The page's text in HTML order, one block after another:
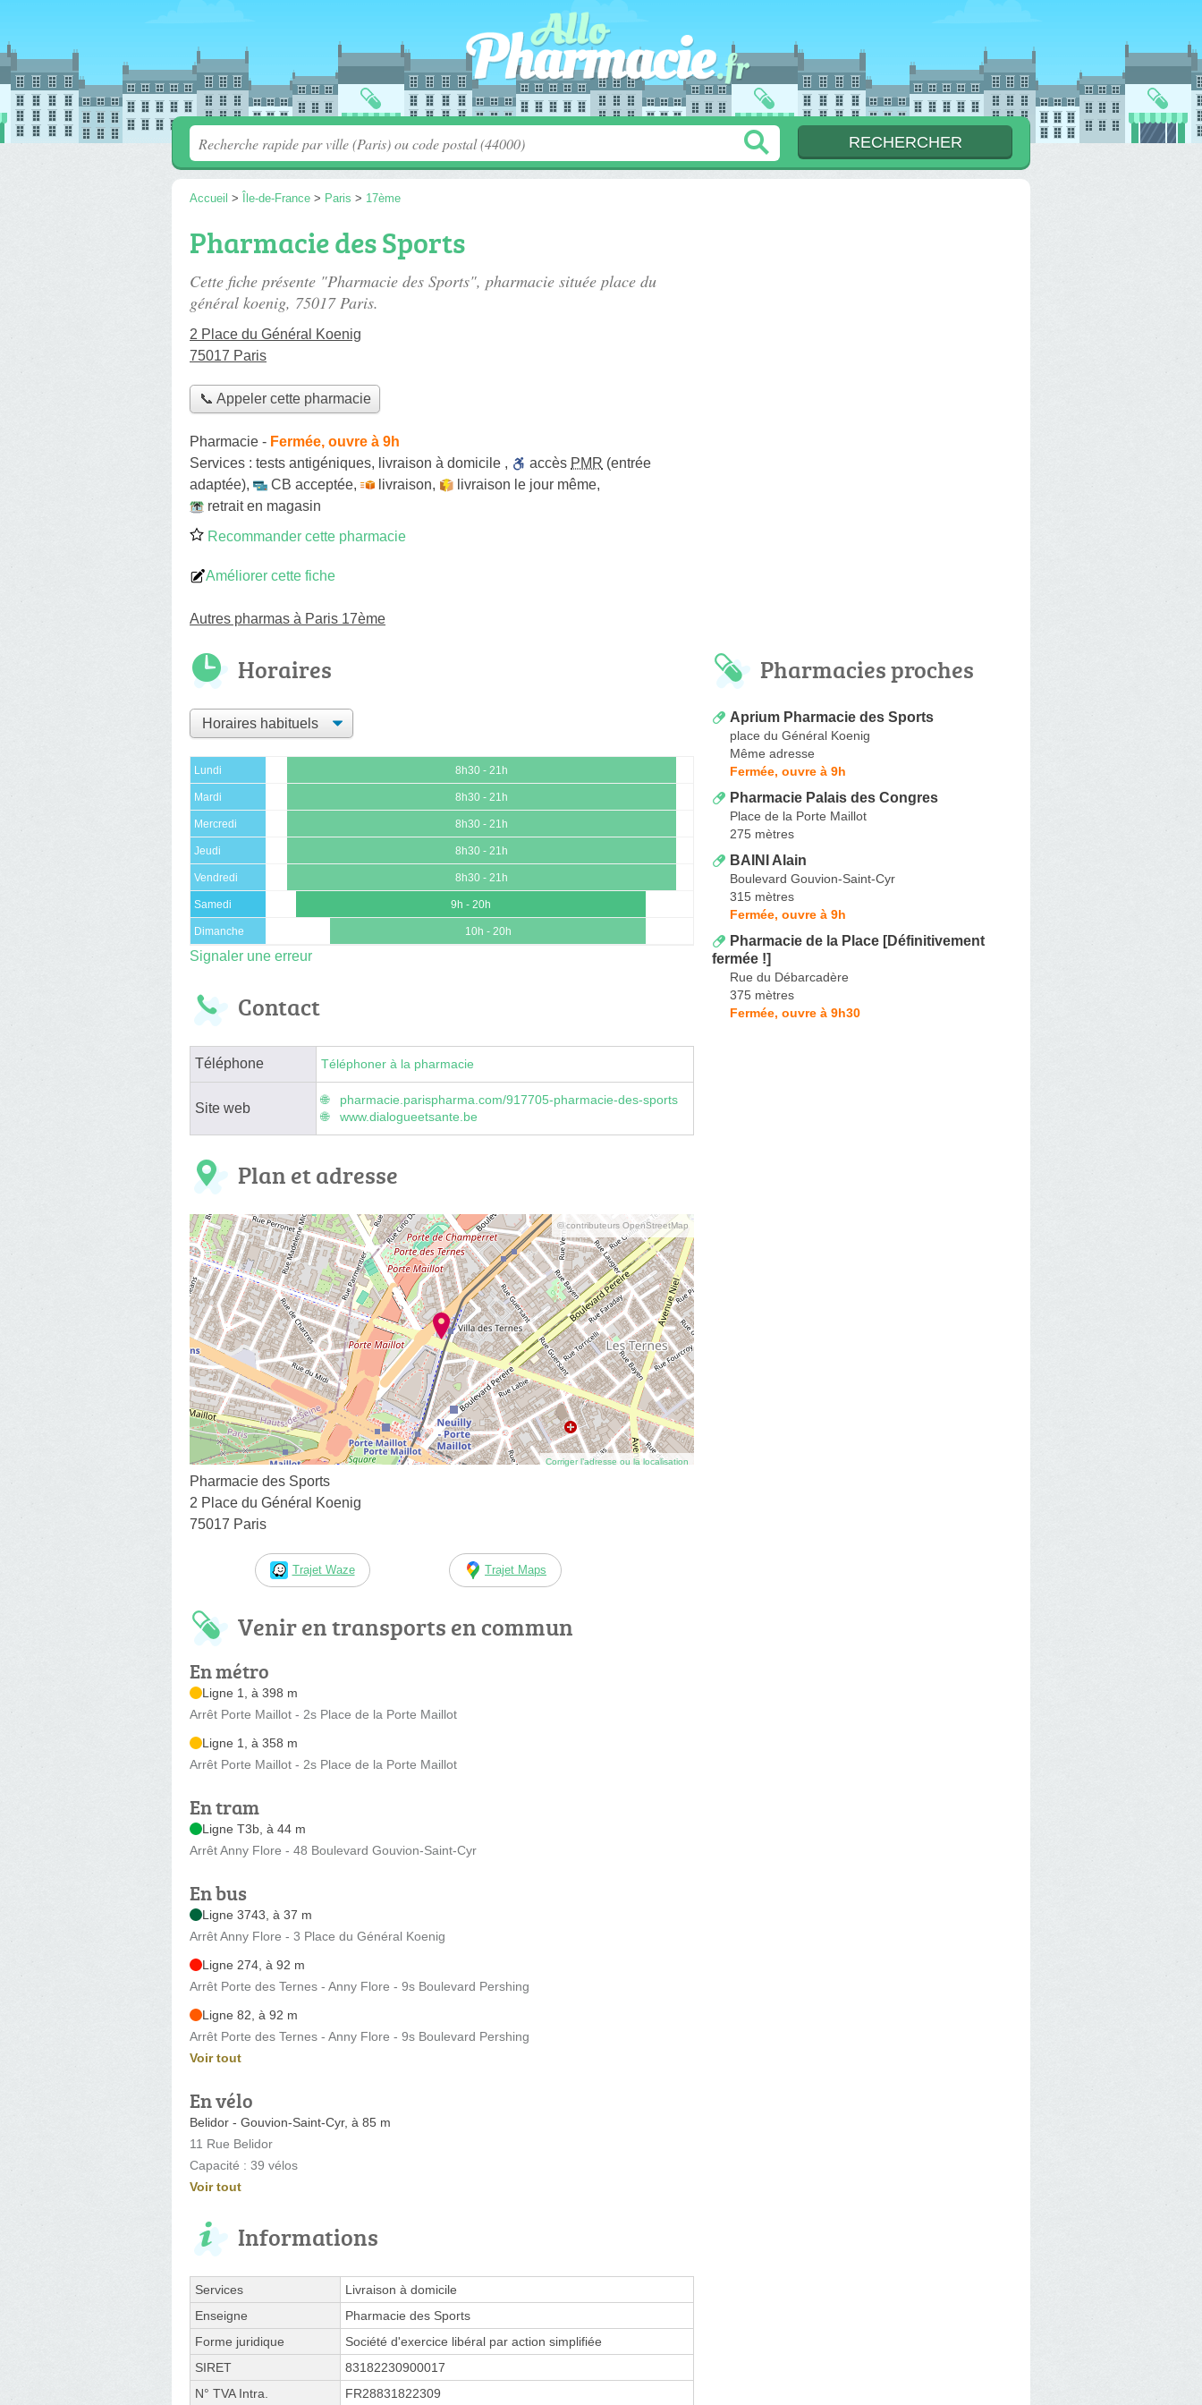
Accueil > Île-de-France > Paris > 17ème
Pharmacie des Sports
Cette fiche présente "Pharmacie des Sports", pharmacie située place du
général koenig, 75017 Paris.
2 Place du Général Koenig
75017 Paris
📞 Appeler cette pharmacie
Pharmacie - Fermée, ouvre à 9h
Services : tests antigéniques, livraison à domicile , accès PMR (entrée
adaptée), CB acceptée, livraison, livraison le jour même,
retrait en magasin
Recommander cette pharmacie
Améliorer cette fiche
Autres pharmas à Paris 17ème
Horaires
Lundi 8h30 - 21h
Mardi 8h30 - 21h
Mercredi 8h30 - 21h
Jeudi 8h30 - 21h
Vendredi 8h30 - 21h
Samedi 9h - 20h
Dimanche 10h - 20h
Signaler une erreur
Contact
Téléphone Téléphoner à la pharmacie
Site web
pharmacie.parispharma.com/917705-pharmacie-des-sports
www.dialogueetsante.be
Plan et adresse
© contributeurs OpenStreetMap
Corriger l’adresse ou la localisation
Pharmacie des Sports
2 Place du Général Koenig
75017 Paris
Trajet Waze Trajet Maps
Venir en transports en commun
En métro
Ligne 1, à 398 m
Arrêt Porte Maillot - 2s Place de la Porte Maillot
Ligne 1, à 358 m
Arrêt Porte Maillot - 2s Place de la Porte Maillot
En tram
Ligne T3b, à 44 m
Arrêt Anny Flore - 48 Boulevard Gouvion-Saint-Cyr
En bus
Ligne 3743, à 37 m
Arrêt Anny Flore - 3 Place du Général Koenig
Ligne 274, à 92 m
Arrêt Porte des Ternes - Anny Flore - 9s Boulevard Pershing
Ligne 82, à 92 m
Arrêt Porte des Ternes - Anny Flore - 9s Boulevard Pershing
Voir tout
En vélo
Belidor - Gouvion-Saint-Cyr, à 85 m
11 Rue Belidor
Capacité : 39 vélos
Voir tout
Informations
Services
Livraison à domicile
Enseigne
Pharmacie des Sports
Forme juridique
Société d'exercice libéral par action simplifiée
SIRET
83182230900017
N° TVA Intra.
FR28831822309
Pharmacies proches
Aprium Pharmacie des Sports
place du Général Koenig
Même adresse
Fermée, ouvre à 9h
Pharmacie Palais des Congres
Place de la Porte Maillot
275 mètres
BAINI Alain
Boulevard Gouvion-Saint-Cyr
315 mètres
Fermée, ouvre à 9h
Pharmacie de la Place [Définitivement
fermée !]
Rue du Débarcadère
375 mètres
Fermée, ouvre à 9h30